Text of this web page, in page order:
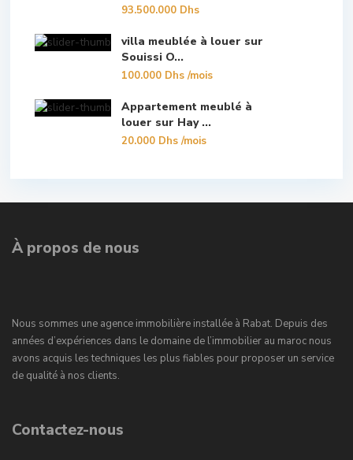
93.500.000 Dhs
villa meublée à louer sur
Souissi O...
100.000 Dhs/mois
Appartement meublé à
louer sur Hay ...
20.000 Dhs/mois
À propos de nous
Nous sommes une agence immobilière installée à Rabat. Depuis des
années d’expériences dans le domaine de l’immobilier au maroc nous
avons acquis les techniques les plus fiables pour proposer un service
de qualité à nos clients.
Contactez-nous